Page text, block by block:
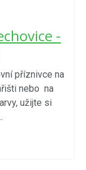
-
příznivce na
nebo na
užijte si